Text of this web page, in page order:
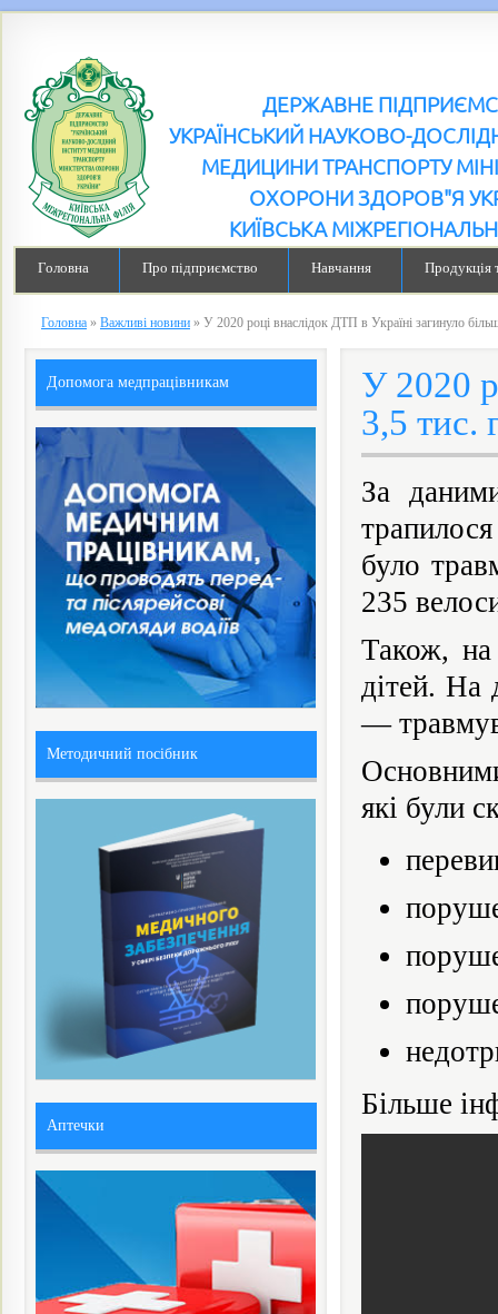
ДЕРЖАВНЕ
УКРАЇНСЬКИЙ НАУКОВО-
МЕДИЦИНИ ТРАНСПОРТУ
ОХОРОНИ ЗДОРОВ"Я
КИЇВСЬКА
Головна Про підприємство Навчання Продукція
Головна » Важливі новини » У 2020 році внаслідок ДТП в Україні загинуло
У 2020
3,5 тис.
За
було
235
Також,
дітей. На
—
які були
Більше
Допомога медпрацівникам
Методичний посібник
Аптечки